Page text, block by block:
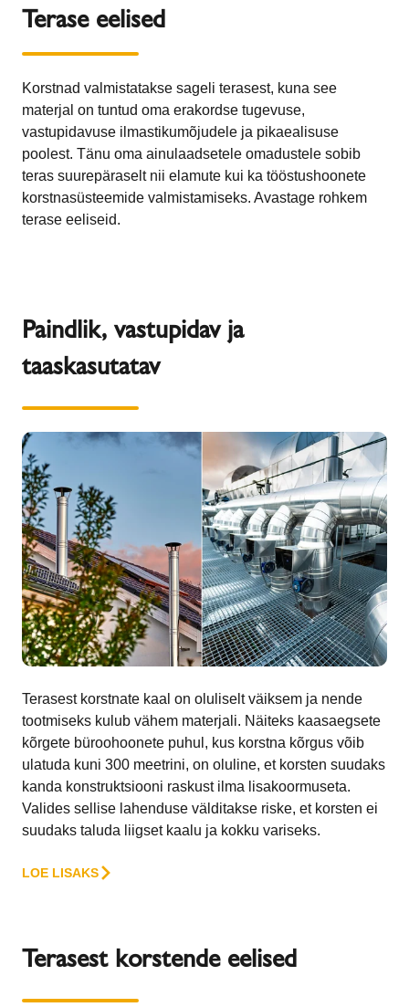
Terase eelised
Korstnad valmistatakse sageli terasest, kuna see
materjal on tuntud oma erakordse tugevuse,
vastupidavuse ilmastikumõjudele ja pikaealisuse
poolest. Tänu oma ainulaadsetele omadustele sobib
teras suurepäraselt nii elamute kui ka tööstushoonete
korstnasüsteemide valmistamiseks. Avastage rohkem
terase eeliseid.
Paindlik, vastupidav ja
taaskasutatav
Terasest korstnate kaal on oluliselt väiksem ja nende
tootmiseks kulub vähem materjali. Näiteks kaasaegsete
kõrgete büroohoonete puhul, kus korstna kõrgus võib
ulatuda kuni 300 meetrini, on oluline, et korsten suudaks
kanda konstruktsiooni raskust ilma lisakoormuseta.
Valides sellise lahenduse välditakse riske, et korsten ei
suudaks taluda liigset kaalu ja kokku variseks.
LOE LISAKS
Terasest korstende eelised